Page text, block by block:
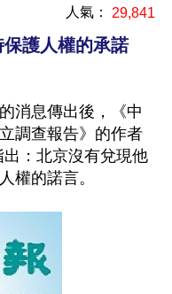
人氣： 29,841
護人權的承諾
消息傳出後，《中
調查報告》的作者
：北京沒有兌現他
權的諾言。